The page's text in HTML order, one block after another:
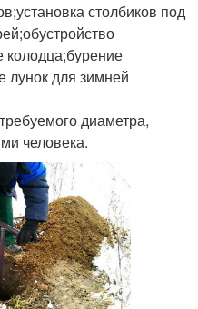
столбиков под
лунок для зимней
диаметра,
человека.